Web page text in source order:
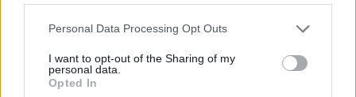
Personal Data Processing Opt Outs
I want to opt-out of the Sharing of my
personal data.
Opted In
ΔΙΑΚΡΊΣΕΙΣ